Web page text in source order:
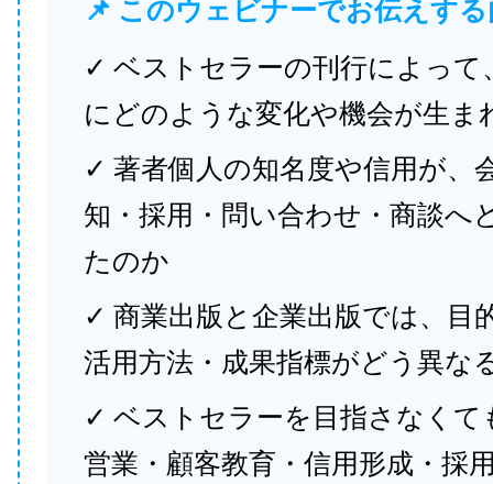
📌 このウェビナーでお伝えす
✓ ベストセラーの刊行によって
にどのような変化や機会が生ま
✓ 著者個人の知名度や信用が、
知・採用・問い合わせ・商談へ
たのか
✓ 商業出版と企業出版では、目
活用方法・成果指標がどう異な
✓ ベストセラーを目指さなくて
営業・顧客教育・信用形成・採